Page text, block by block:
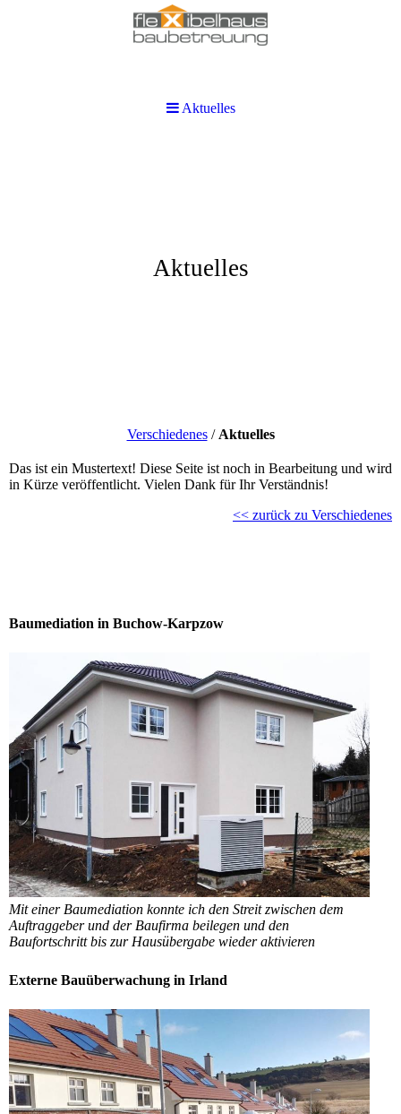
Aktuelles
Verschiedenes/ Aktuelles
Das ist ein Mustertext! Diese Seite ist noch in Bearbeitung und wird
in Kürze veröffentlicht. Vielen Dank für Ihr Verständnis!
<< zurück zu Verschiedenes
Baumediation in Buchow-Karpzow
Mit einer Baumediation konnte ich den Streit zwischen dem
Auftraggeber und der Baufirma beilegen und den
Baufortschritt bis zur Hausübergabe wieder aktivieren
Externe Bauüberwachung in Irland
Aktuelles